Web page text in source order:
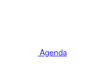
Agenda